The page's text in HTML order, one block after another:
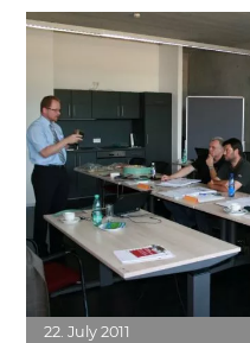
Link
22 July 2011